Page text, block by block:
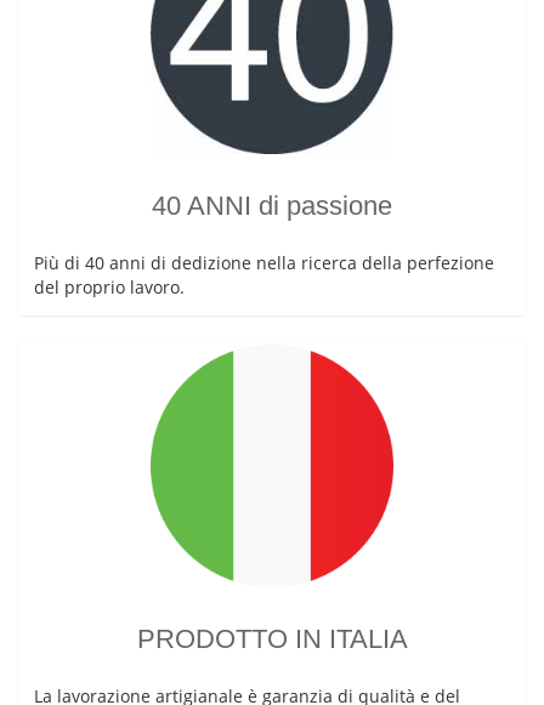
40 ANNI di passione
Più di 40 anni di dedizione nella ricerca della perfezione
del proprio lavoro.
PRODOTTO IN ITALIA
La lavorazione artigianale è garanzia di qualità e del